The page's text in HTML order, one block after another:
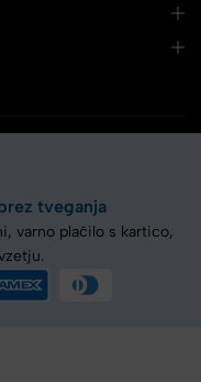
tveganja
varno plačilo s kartico,